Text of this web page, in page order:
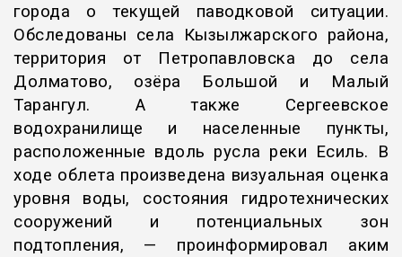
города о текущей паводковой ситуации.
Обследованы села Кызылжарского района,
территория от Петропавловска до села
Долматово, озёра Большой и Малый
Тарангул. А также Сергеевское
водохранилище и населенные пункты,
расположенные вдоль русла реки Есиль. В
ходе облета произведена визуальная оценка
уровня воды, состояния гидротехнических
сооружений и потенциальных зон
подтопления, — проинформировал аким